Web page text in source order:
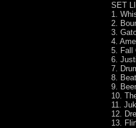
SET
1.
2.
3.
4.
5. Fall
6.
7.
8.
9.
10.
11.
12.
13.